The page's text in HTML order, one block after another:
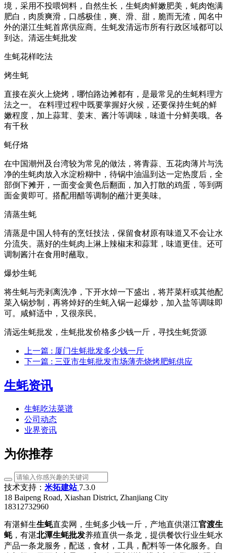
境，采用不投喂饲料，自然生长，生蚝肉鲜嫩肥美，蚝肉饱满
肥白，肉质爽滑，口感极佳，爽、滑、甜，脆而无渣，闻名中
外的湛江生蚝首席供应商。生蚝发清远市所有行政区域都可以
到达。清远生蚝批发
生蚝花样吃法
烤生蚝
直接在炭火上烧烤，哪怕路边摊都有，是最常见的生蚝料理方
法之一。 在料理过程中既要掌握好火候，还要保持生蚝的鲜
嫩程度，加上蒜茸、姜末、酱汁等调味，味道十分鲜美哦。各
有千秋
蚝仔烙
在中国潮州及台湾较为常见的做法，将青蒜、五花肉薄片与洗
净的生蚝肉放入水淀粉糊中，待锅中油温到达一定热度后，全
部倒下摊开，一面变金黄色后翻面，加入打散的鸡蛋，等到两
面金黄即可。搭配用醋等调制的蘸汁更美味。
清蒸生蚝
清蒸是中国人特有的烹饪技法，保留食材原有味道又不会让水
分流失。蒸好的生蚝肉上淋上辣椒末和蒜茸，味道更佳。还可
调制酱汁在食用时蘸取。
爆炒生蚝
将生蚝与壳剥离洗净，下开水焯一下盛出，将芹菜杆或其他配
菜入锅炒制，再将焯好的生蚝入锅一起爆炒，加入盐等调味即
可。咸鲜适中，又很亲民。
清远生蚝批发，生蚝批发价格多少钱一斤，寻找生蚝货源
上一篇 : 厦门生蚝批发多少钱一斤
下一篇 : 三亚市生蚝批发市场薄壳烧烤肥蚝供应
生蚝资讯
生蚝吃法菜谱
公司动态
业界资讯
为你推荐
技术支持： 米拓建站 7.3.0
18 Baipeng Road, Xiashan District, Zhanjiang City
18312732960
有湛鲜生生蚝直卖网，生蚝多少钱一斤，产地直供湛江官渡生
蚝，有湛北潭生蚝批发养殖直供一条龙，提供餐饮行业生蚝水
产品一条龙服务，配送，食材，工具，配料等一体化服务。自